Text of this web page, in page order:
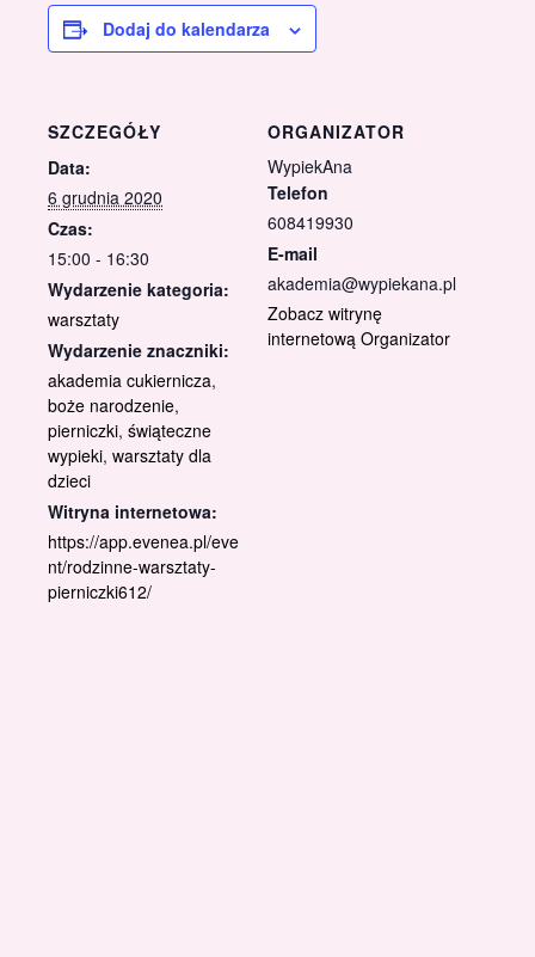
Dodaj do kalendarza
SZCZEGÓŁY
Data:
6 grudnia 2020
Czas:
15:00 - 16:30
Wydarzenie kategoria:
warsztaty
Wydarzenie znaczniki:
akademia cukiernicza,
boże narodzenie,
pierniczki, świąteczne
wypieki, warsztaty dla
dzieci
Witryna internetowa:
https://app.evenea.pl/eve
nt/rodzinne-warsztaty-
pierniczki612/
ORGANIZATOR
WypiekAna
Telefon
608419930
E-mail
akademia@wypiekana.pl
Zobacz witrynę
internetową Organizator